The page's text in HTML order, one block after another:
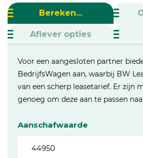
Bereken...
Aflever opties
Voor een aangesloten partner
BedrijfsWagen aan, waarbij BW
van een scherp leasetarief. Er zijn
genoeg om deze aan te passen
Aanschafwaarde